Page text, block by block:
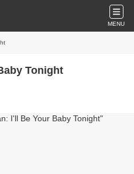
MENU
Tonight